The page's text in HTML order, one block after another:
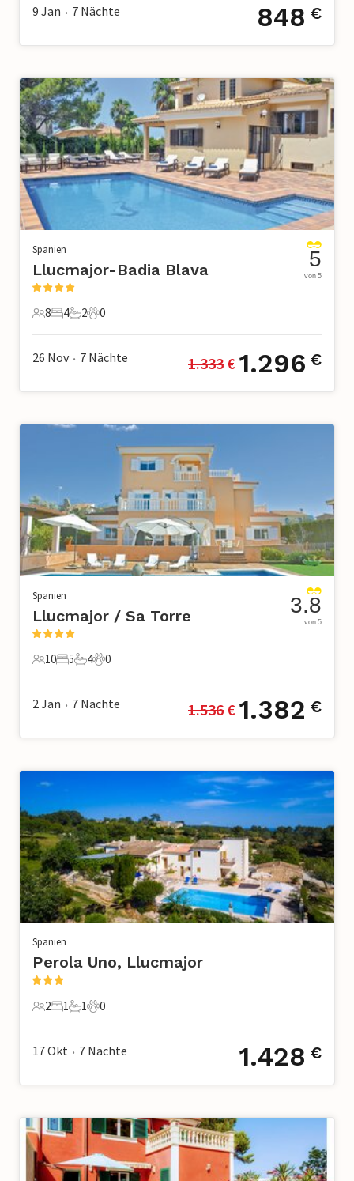
9 Jan • 7 Nächte 848 €
Spanien
Llucmajor-Badia Blava
8 Gäste
8
4 Schlafzimmer
4
2 Badezimmer
2
0 Haustiere
0
5
von 5
26 Nov • 7 Nächte 1.333 € 1.296 €
Spanien
Llucmajor / Sa Torre
10 Gäste
10
5 Schlafzimmer
5
4 Badezimmer
4
0 Haustiere
0
3.8
von 5
2 Jan • 7 Nächte 1.536 € 1.382 €
Spanien
Perola Uno, Llucmajor
2 Gäste
2
1 Schlafzimmer
1
1 Badezimmer
1
0 Haustiere
0
17 Okt • 7 Nächte 1.428 €